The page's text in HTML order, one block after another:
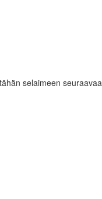
selaimeen